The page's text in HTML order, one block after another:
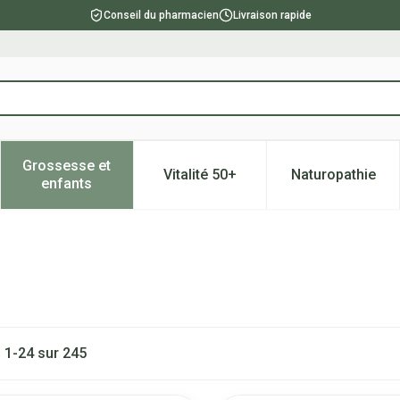
Conseil du pharmacien Livraison rapide
Beauté, soins et hygiène
menu pour la catégorie Régime, alimentation &
Grossesse et
enfantsAfficher le sous-menu pour la catégorie
Vitalité 50+Afficher le sous-menu pour la
Naturopathie
Afficher
1 -24sur 245